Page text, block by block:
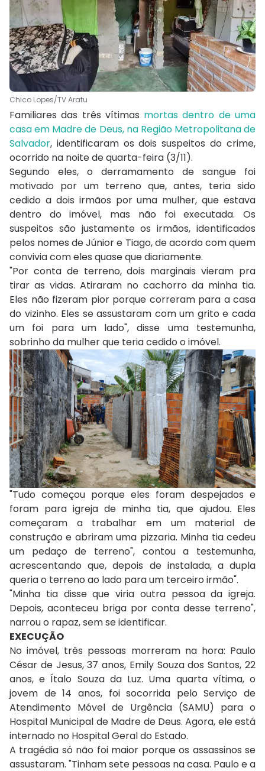
Chico Lopes/TV Aratu
Familiares das três vítimas mortas dentro de uma
casa em Madre de Deus, na Região Metropolitana de
Salvador, identificaram os dois suspeitos do crime,
ocorrido na noite de quarta-feira (3/11).
Segundo eles, o derramamento de sangue foi
motivado por um terreno que, antes, teria sido
cedido a dois irmãos por uma mulher, que estava
dentro do imóvel, mas não foi executada. Os
suspeitos são justamente os irmãos, identificados
pelos nomes de Júnior e Tiago, de acordo com quem
convivia com eles quase que diariamente.
"Por conta de terreno, dois marginais vieram pra
tirar as vidas. Atiraram no cachorro da minha tia.
Eles não fizeram pior porque correram para a casa
do vizinho. Eles se assustaram com um grito e cada
um foi para um lado", disse uma testemunha,
sobrinho da mulher que teria cedido o imóvel.
"Tudo começou porque eles foram despejados e
foram para igreja de minha tia, que ajudou. Eles
começaram a trabalhar em um material de
construção e abriram uma pizzaria. Minha tia cedeu
um pedaço de terreno", contou a testemunha,
acrescentando que, depois de instalada, a dupla
queria o terreno ao lado para um terceiro irmão".
"Minha tia disse que viria outra pessoa da igreja.
Depois, aconteceu briga por conta desse terreno",
narrou o rapaz, sem se identificar.
EXECUÇÃO
No imóvel, três pessoas morreram na hora: Paulo
César de Jesus, 37 anos, Emily Souza dos Santos, 22
anos, e Ítalo Souza da Luz. Uma quarta vítima, o
jovem de 14 anos, foi socorrida pelo Serviço de
Atendimento Móvel de Urgência (SAMU) para o
Hospital Municipal de Madre de Deus. Agora, ele está
internado no Hospital Geral do Estado.
A tragédia só não foi maior porque os assassinos se
assustaram. "Tinham sete pessoas na casa. Paulo e a